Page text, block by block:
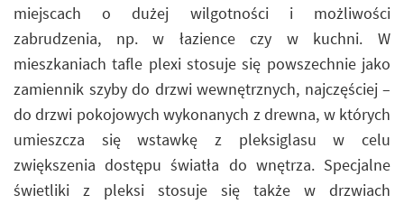
miejscach o dużej wilgotności i możliwości
zabrudzenia, np. w łazience czy w kuchni. W
mieszkaniach tafle plexi stosuje się powszechnie jako
zamiennik szyby do drzwi wewnętrznych, najczęściej –
do drzwi pokojowych wykonanych z drewna, w których
umieszcza się wstawkę z pleksiglasu w celu
zwiększenia dostępu światła do wnętrza. Specjalne
świetliki z pleksi stosuje się także w drzwiach